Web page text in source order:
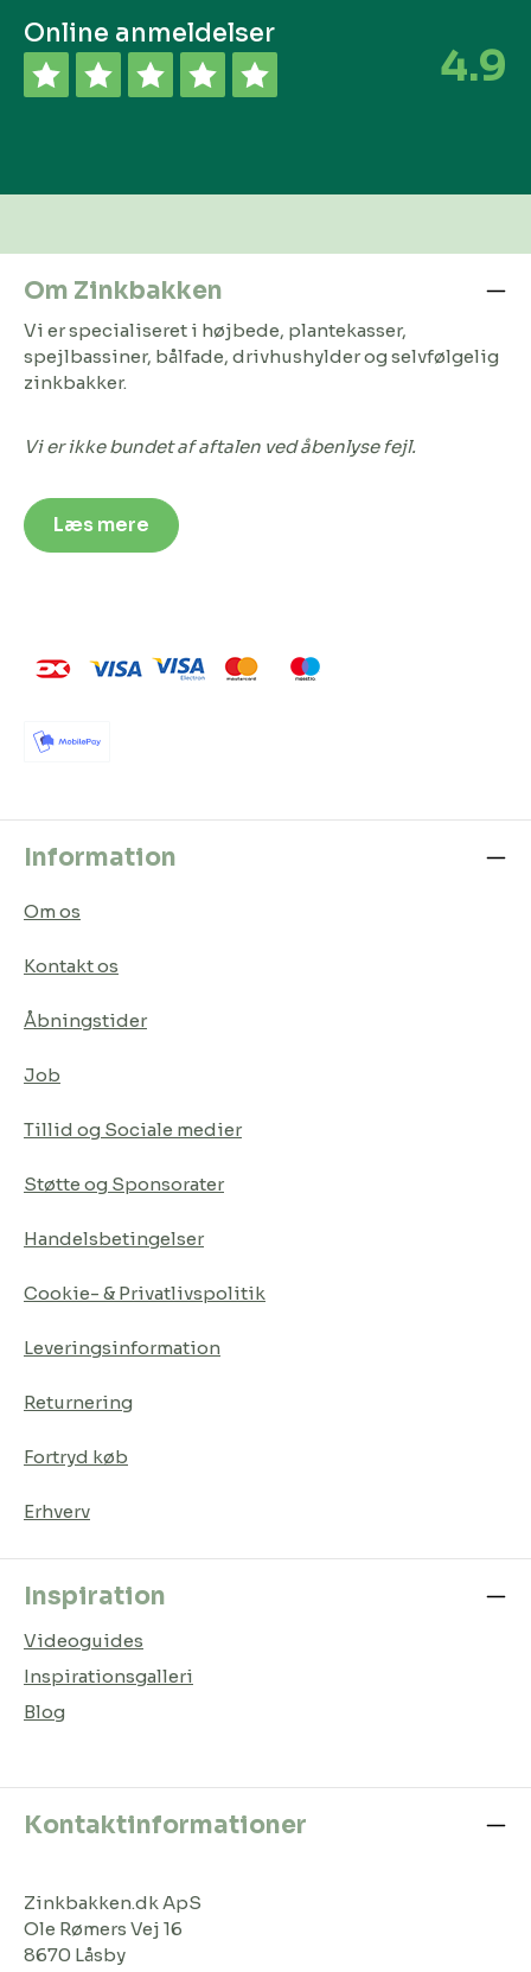
Online anmeldelser
4.9
Om Zinkbakken
Vi er specialiseret i højbede, plantekasser,
spejlbassiner, bålfade, drivhushylder og selvfølgelig
zinkbakker.
Vi er ikke bundet af aftalen ved åbenlyse fejl.
Læs mere
Information
Om os
Kontakt os
Åbningstider
Job
Tillid og Sociale medier
Støtte og Sponsorater
Handelsbetingelser
Cookie- & Privatlivspolitik
Leveringsinformation
Returnering
Fortryd køb
Erhverv
Inspiration
Videoguides
Inspirationsgalleri
Blog
Kontaktinformationer
Zinkbakken.dk ApS
Ole Rømers Vej 16
8670 Låsby